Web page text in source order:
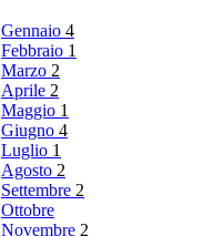
Gennaio 4
Febbraio 1
Marzo 2
Aprile 2
Maggio 1
Giugno 4
Luglio 1
Agosto 2
Settembre 2
Ottobre
Novembre 2